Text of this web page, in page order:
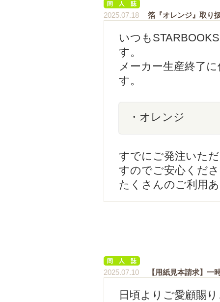
2025.07.18 箔『オレンジ』取り
いつも
す。
メーカー生産終了
す。
・オレンジ
すでにご発注いた
すのでご安心くだ
たくさんのご利用
2025.07.10 【用紙見本請求】一
日頃よりご愛顧賜